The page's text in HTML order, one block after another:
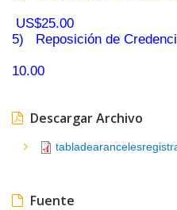
US$25.00
5) Reposición de
10.00
Descargar Archivo
Fuente